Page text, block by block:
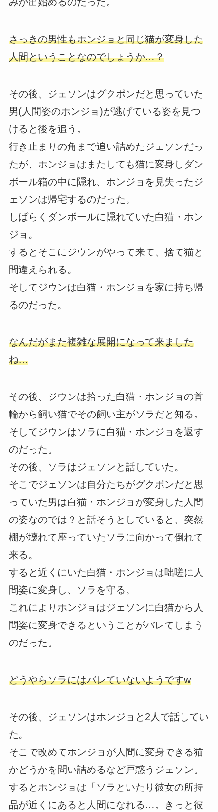
さっきの男性もホンジョと同じ猫が変身した
人間ということなのでしょうか…？
その後、ジェソンはグクポンだと思っていた
男(人間姿のホンジョ)が逃げている姿を見つ
けると後を追う。
行き止まりの角まで追い詰めたジェソンだっ
たが、ホンジョはまたしても猫に変身しダン
ボール箱の中に隠れ、ホンジョを見失ったジ
ェソンは帰宅するのだった。
しばらくダンボールに隠れていた白猫・ホン
ジョ。
するとそこにジウンがやって来て、捨て猫と
間違えられる。
そしてジウンは白猫・ホンジョを家に持ち帰
るのだった。
なんだがまた複雑な展開になって来ました
ね…
その後、ジウンは拾った白猫・ホンジョの首
輪から飼い猫でその飼い主がソラだと知る。
そしてジウンはソラに白猫・ホンジョを返す
のだった。
その後、ソラはジェソンと話していた。
そこでジェソンは自分たちがグクポンだと思
っていた男は白猫・ホンジョが変身した人間
の姿なのでは？と話そうとしていると、突然
棚が壊れて座っていたソラに向かって倒れて
来る。
すると近くにいた白猫・ホンジョは咄嗟に人
間姿に変身し、ソラを守る。
これによりホンジョはジェソンに白猫から人
間姿に変身できるということがバレてしまう
のだった。
どうやらソラにはバレていないようですw
その後、ジェソンはホンジョと2人で話してい
た。
そこで改めてホンジョが人間に変身できる猫
かどうかを問い詰めるなど戸惑うジェソン。
するとホンジョは「ソラといたり彼女の所持
品が近くにあると人間になれる…。きっと彼